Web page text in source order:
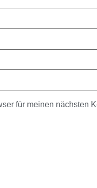
für meinen nächsten